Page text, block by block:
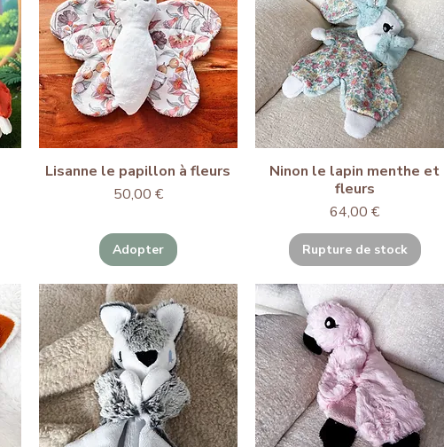
Lisanne le papillon à fleurs
Prix
50,00 €
Adopter
Ninon le lapin menthe et
fleurs
Prix
64,00 €
Rupture de stock